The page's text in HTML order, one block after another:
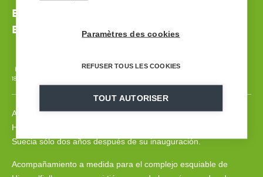
El más reciente complejo esquiable de
Europa
18 000 m
Acompañamiento a medida para el complejo esquiable de
Himmelfjall, que se convirtió en uno de los más grandes de
Suecia sólo dos años después de su inauguración.
Acompañamiento a medida para el complejo esquiable de
Paramètres des cookies
REFUSER TOUS LES COOKIES
TOUT AUTORISER